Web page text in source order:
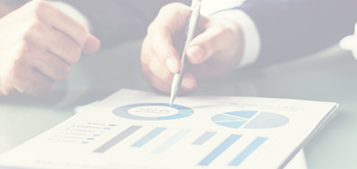
المغاربة المقيمين بالخارج
الطلاب المغاربة في الخارج